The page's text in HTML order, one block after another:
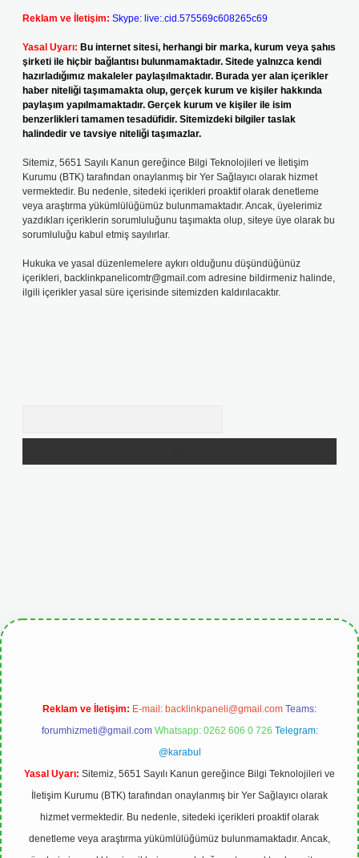
Reklam ve İletişim: Skype: live:.cid.575569c608265c69
Yasal Uyarı: Bu internet sitesi, herhangi bir marka, kurum veya şahıs
şirketi ile hiçbir bağlantısı bulunmamaktadır. Sitede yalnızca kendi
hazırladığımız makaleler paylaşılmaktadır. Burada yer alan içerikler
haber niteliği taşımamakta olup, gerçek kurum ve kişiler hakkında
paylaşım yapılmamaktadır. Gerçek kurum ve kişiler ile isim
benzerlikleri tamamen tesadüfidir. Sitemizdeki bilgiler taslak
halindedir ve tavsiye niteliği taşımazlar.
Sitemiz, 5651 Sayılı Kanun gereğince Bilgi Teknolojileri ve İletişim
Kurumu (BTK) tarafından onaylanmış bir Yer Sağlayıcı olarak hizmet
vermektedir. Bu nedenle, sitedeki içerikleri proaktif olarak denetleme
veya araştırma yükümlülüğümüz bulunmamaktadır. Ancak, üyelerimiz
yazdıkları içeriklerin sorumluluğunu taşımakta olup, siteye üye olarak bu
sorumluluğu kabul etmiş sayılırlar.
Hukuka ve yasal düzenlemelere aykırı olduğunu düşündüğünüz
içerikleri, backlinkpanelicomtr@gmail.com adresine bildirmeniz halinde,
ilgili içerikler yasal süre içerisinde sitemizden kaldırılacaktır.
Reklam ve İletişim: E-mail: backlinkpaneli@gmail.com Teams:
forumhizmeti@gmail.com Whatsapp: 0262 606 0 726 Telegram:
@karabul
Yasal Uyarı: Sitemiz, 5651 Sayılı Kanun gereğince Bilgi Teknolojileri ve
İletişim Kurumu (BTK) tarafından onaylanmış bir Yer Sağlayıcı olarak
hizmet vermektedir. Bu nedenle, sitedeki içerikleri proaktif olarak
denetleme veya araştırma yükümlülüğümüz bulunmamaktadır. Ancak,